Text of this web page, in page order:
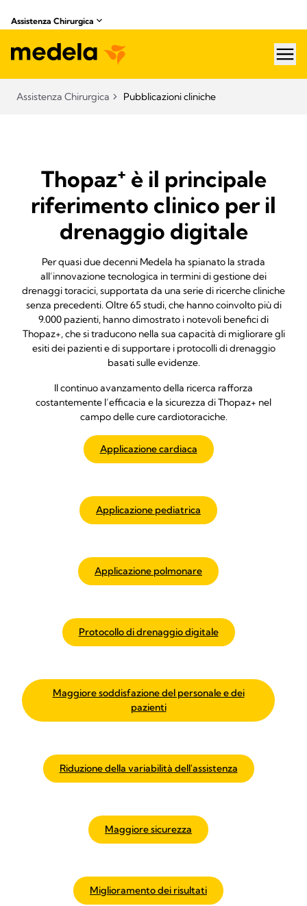
Assistenza Chirurgica
Assistenza Chirurgica Pubblicazioni cliniche
Thopaz+ è il principale
riferimento clinico per il
drenaggio digitale
Per quasi due decenni Medela ha spianato la strada
all’innovazione tecnologica in termini di gestione dei
drenaggi toracici, supportata da una serie di ricerche cliniche
senza precedenti. Oltre 65 studi, che hanno coinvolto più di
9.000 pazienti, hanno dimostrato i notevoli benefici di
Thopaz+, che si traducono nella sua capacità di migliorare gli
esiti dei pazienti e di supportare i protocolli di drenaggio
basati sulle evidenze.
Il continuo avanzamento della ricerca rafforza
costantemente l’efficacia e la sicurezza di Thopaz+ nel
campo delle cure cardiotoraciche.
Applicazione cardiaca
Applicazione pediatrica
Applicazione polmonare
Protocollo di drenaggio digitale
Maggiore soddisfazione del personale e dei
pazienti
Riduzione della variabilità dell'assistenza
Maggiore sicurezza
Miglioramento dei risultati